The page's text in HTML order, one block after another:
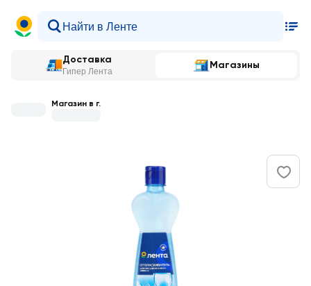
Доставка
Гипер Лента
Магазины
Магазин в г.